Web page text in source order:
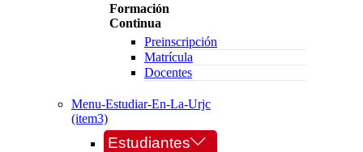
Formación
Continua
Preinscripción
Matrícula
Docentes
Menu-Estudiar-En-La-Urjc
(item3)
Estudiantes